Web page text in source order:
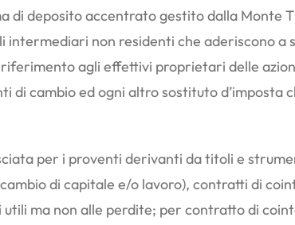
di deposito accentrato gestito dalla Monte
intermediari non residenti che aderiscono
agli effettivi proprietari delle
di cambio ed ogni altro sostituto
per i proventi derivanti da titoli e
di capitale e/o lavoro), contratti di
ma non alle perdite; per contratto di